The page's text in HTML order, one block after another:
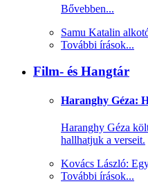
Bővebben...
Samu Katalin
További írások...
Film- és Hangtár
Haranghy Géza:
Haranghy Géza
hallhatjuk a verseit.
Kovács László:
További írások...